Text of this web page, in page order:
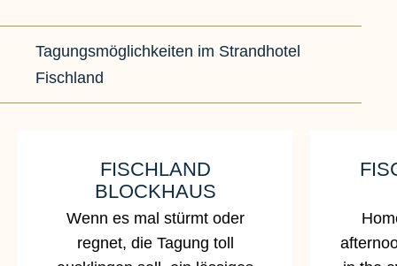
Tagungsmöglichkeiten im Strandhotel
Fischland
FISCHLAND
BLOCKHAUS
Wenn es mal stürmt oder
regnet, die Tagung toll